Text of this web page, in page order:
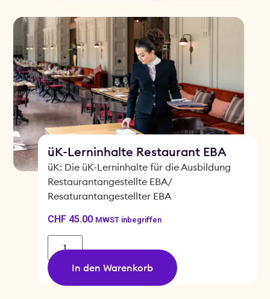
üK-Lerninhalte Restaurant EBA
üK: Die üK-Lerninhalte für die Ausbildung
Restaurantangestellte EBA/
Resaturantangestellter EBA
CHF45.00 MWST inbegriffen
In den Warenkorb